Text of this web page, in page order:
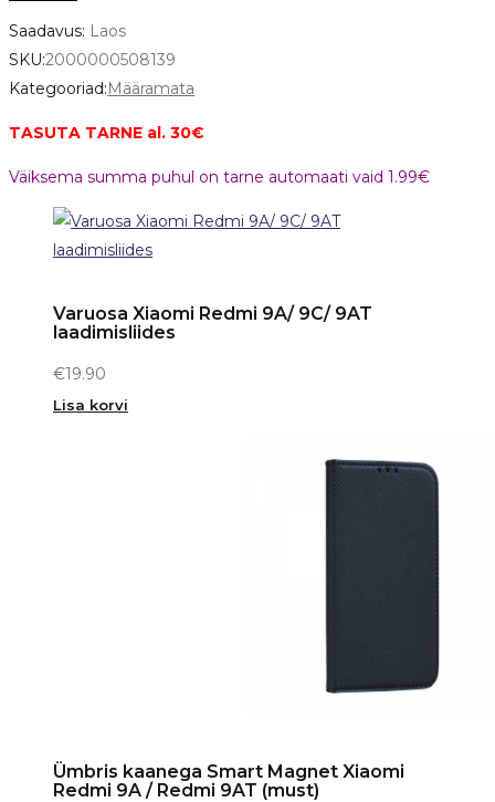
Saadavus: Laos
SKU:2000000508139
Kategooriad:Määramata
TASUTA TARNE al. 30€
Väiksema summa puhul on tarne automaati vaid 1.99€
Varuosa Xiaomi Redmi 9A/ 9C/ 9AT
laadimisliides
€19.90
Lisa korvi
Ümbris kaanega Smart Magnet Xiaomi
Redmi 9A / Redmi 9AT (must)